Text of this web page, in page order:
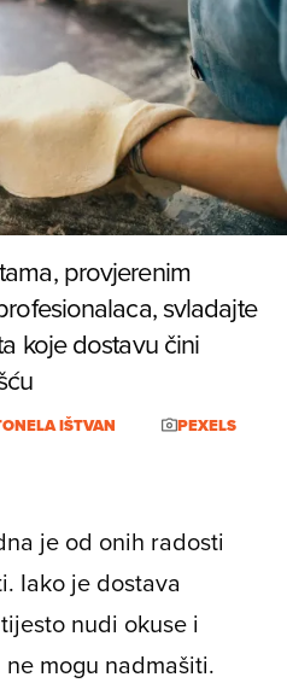
provjerenim
svladajte
koje dostavu čini
IŠTVAN PEXELS
je od onih radosti
Iako je dostava
nudi okuse i
mogu nadmašiti.